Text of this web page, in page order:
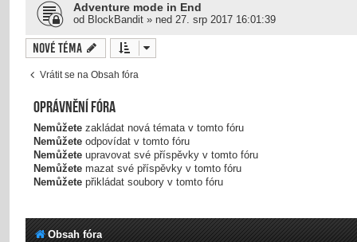
Adventure mode in End
od BlockBandit » ned 27. srp 2017 16:01:39
Nové téma
Vrátit se na Obsah fóra
Oprávnění fóra
Nemůžete zakládat nová témata v tomto fóru
Nemůžete odpovídat v tomto fóru
Nemůžete upravovat své příspěvky v tomto fóru
Nemůžete mazat své příspěvky v tomto fóru
Nemůžete přikládat soubory v tomto fóru
Obsah fóra